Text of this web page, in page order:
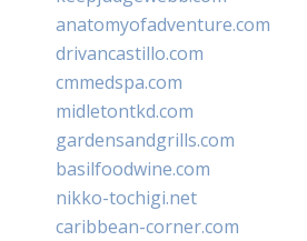
anatomyofadventure.com
drivancastillo.com
cmmedspa.com
midletontkd.com
gardensandgrills.com
basilfoodwine.com
nikko-tochigi.net
caribbean-corner.com